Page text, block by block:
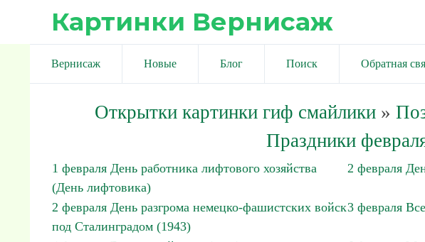
Картинки Вернисаж
Вернисаж Новые Блог Поиск Обратная
Открытки картинки гиф смайлики»
Праздники
1 февраля День работника лифтового хозяйства
(День лифтовика)
2 февраля
2 февраля День разгрома немецко-фашистcких войск
под Сталинградом (1943)
3 февраля